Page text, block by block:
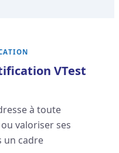
VTest
à toute
valoriser ses
un cadre